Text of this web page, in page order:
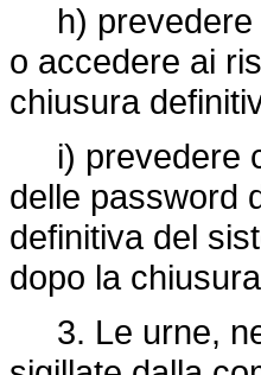
h) prevedere
o accedere ai
chiusura
i) prevedere
delle password
definitiva del
dopo la
3. Le urne,